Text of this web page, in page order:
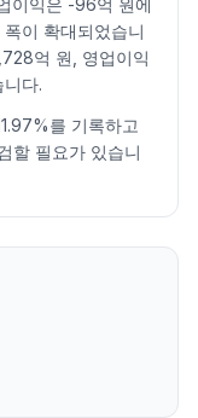
239523
135862
149519
242366
190188
130979
161681
이익은 -96억 원에
이 확대되었습니
억 원, 영업이익
다.
를 기록하고
할 필요가 있습니